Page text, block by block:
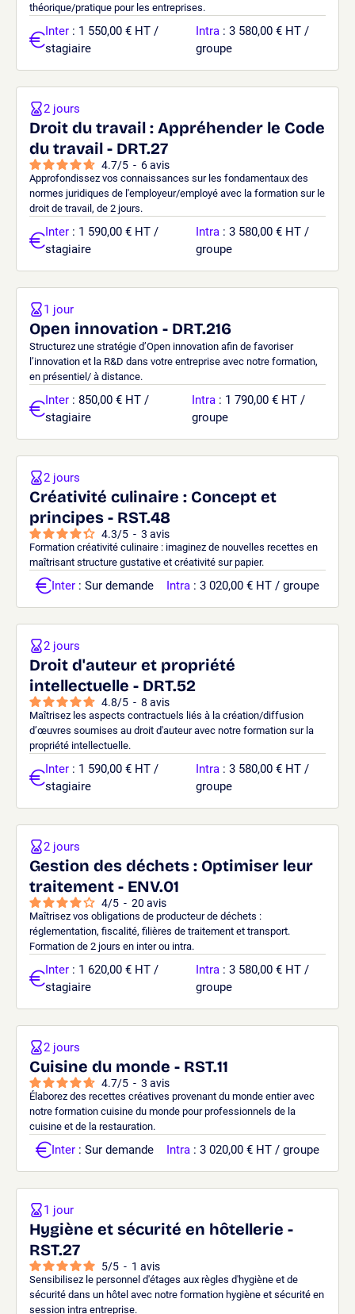
théorique/pratique pour les entreprises.
Inter : 1 550,00 € HT /
stagiaire
Intra : 3 580,00 € HT /
groupe
Droit du travail : Appréhender le Code
du travail - DRT.27
4.7/5 - 6avis
Approfondissez vos connaissances sur les fondamentaux des
normes juridiques de l'employeur/employé avec la formation sur le
droit de travail, de 2 jours.
2 jours
Inter : 1 590,00 € HT /
stagiaire
Intra : 3 580,00 € HT /
groupe
Open innovation - DRT.216
Structurez une stratégie d’Open innovation afin de favoriser
l’innovation et la R&D dans votre entreprise avec notre formation,
en présentiel/ à distance.
1 jour
Inter : 850,00 € HT /
stagiaire
Intra : 1 790,00 € HT /
groupe
Créativité culinaire : Concept et
principes - RST.48
4.3/5 - 3 avis
Formation créativité culinaire : imaginez de nouvelles recettes en
maîtrisant structure gustative et créativité sur papier.
2 jours
Inter : Sur demande Intra : 3 020,00 € HT / groupe
Droit d'auteur et propriété
intellectuelle - DRT.52
4.8/5 - 8 avis
Maîtrisez les aspects contractuels liés à la création/diffusion
d’œuvres soumises au droit d'auteur avec notre formation sur la
propriété intellectuelle.
2 jours
Inter : 1 590,00 € HT /
stagiaire
Intra : 3 580,00 € HT /
groupe
Gestion des déchets : Optimiser leur
traitement - ENV.01
4/5 - 20 avis
Maîtrisez vos obligations de producteur de déchets :
réglementation, fiscalité, filières de traitement et transport.
Formation de 2 jours en inter ou intra.
2 jours
Inter : 1 620,00 € HT /
stagiaire
Intra : 3 580,00 € HT /
groupe
Cuisine du monde - RST.11
4.7/5 - 3 avis
Élaborez des recettes créatives provenant du monde entier avec
notre formation cuisine du monde pour professionnels de la
cuisine et de la restauration.
2 jours
Inter : Sur demande Intra : 3 020,00 € HT / groupe
Hygiène et sécurité en hôtellerie -
RST.27
5/5 - 1 avis
Sensibilisez le personnel d'étages aux règles d'hygiène et de
sécurité dans un hôtel avec notre formation hygiène et sécurité en
session intra entreprise.
1 jour